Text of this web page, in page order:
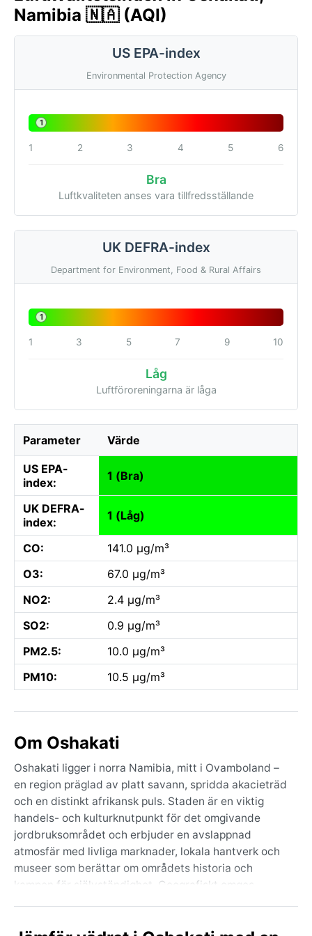
Namibia 🇳🇦 (AQI)
US EPA-index
Environmental Protection Agency
1
1 2 3 4 5 6
Bra
Luftkvaliteten anses vara tillfredsställande
UK DEFRA-index
Department for Environment, Food & Rural Affairs
1
1 3 5 7 9 10
Låg
Luftföroreningarna är låga
Parameter Värde
US EPA-
index:
1 (Bra)
UK DEFRA-
index:
1 (Låg)
CO:
141.0 µg/m³
O3:
67.0 µg/m³
NO2:
2.4 µg/m³
SO2:
0.9 µg/m³
PM2.5:
10.0 µg/m³
PM10:
10.5 µg/m³
Om Oshakati
Oshakati ligger i norra Namibia, mitt i Ovamboland –
en region präglad av platt savann, spridda akacieträd
och en distinkt afrikansk puls. Staden är en viktig
handels- och kulturknutpunkt för det omgivande
jordbruksområdet och erbjuder en avslappnad
atmosfär med livliga marknader, lokala hantverk och
museer som berättar om områdets historia och
kampen för självständighet. Geografiskt omges